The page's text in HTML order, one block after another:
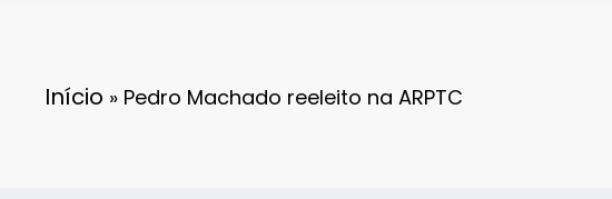
Início » Pedro Machado reeleito na ARPTC